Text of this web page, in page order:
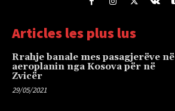
Articles les plus lus
Rrahje banale mes pasagjerëve në
aeroplanin nga Kosova për në
Zvicër
29/05/2021